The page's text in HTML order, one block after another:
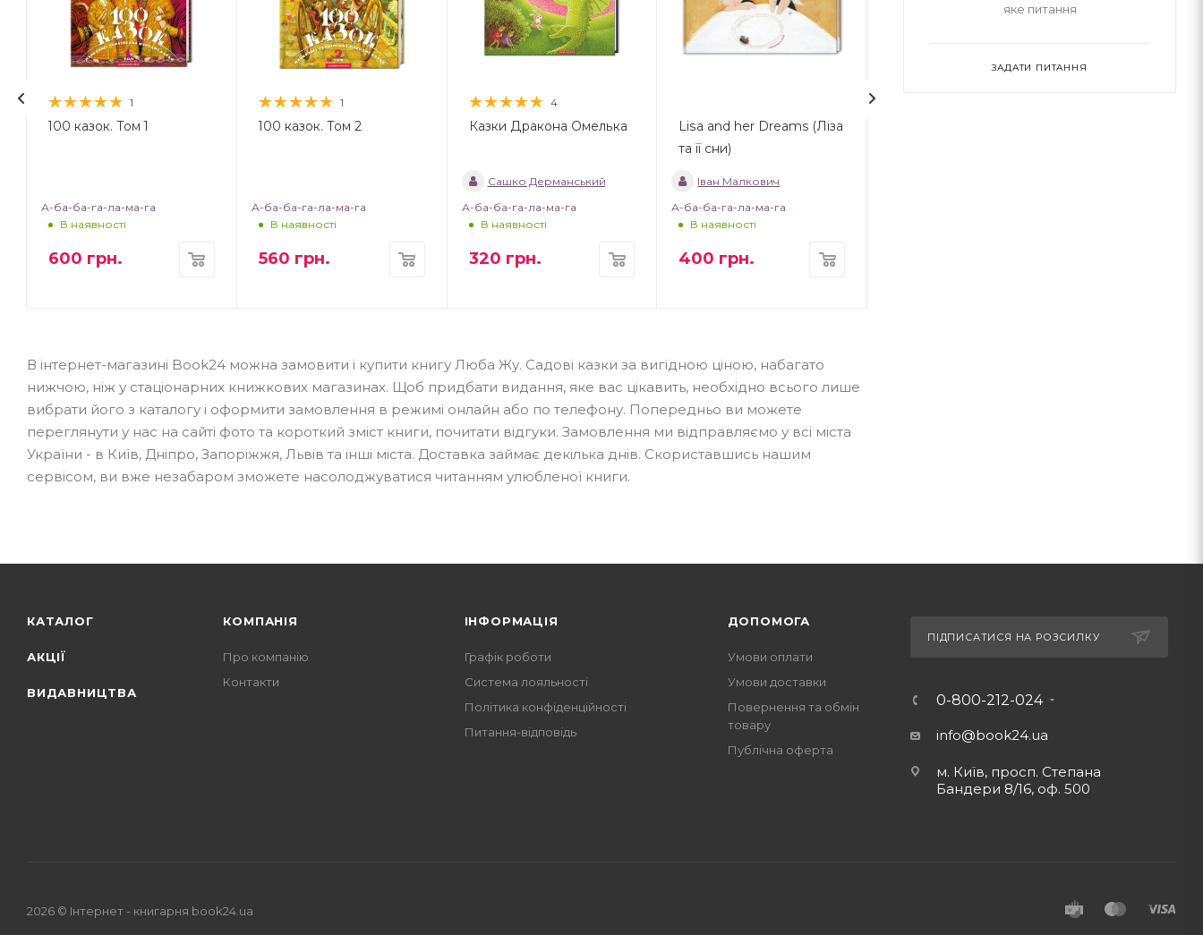
1
100 казок. Том 1
А-ба-ба-га-ла-ма-га
В наявності
600 грн.
1
100 казок. Том 2
А-ба-ба-га-ла-ма-га
В наявності
560 грн.
4
Казки Дракона Омелька
Сашко Дерманський
А-ба-ба-га-ла-ма-га
В наявності
320 грн.
Lisa and her Dreams (Ліза
та її сни)
Іван Малкович
А-ба-ба-га-ла-ма-га
В наявності
400 грн.
В інтернет-магазині Book24 можна замовити і купити книгу Люба Жу. Садові казки за вигідною ціною, набагато
нижчою, ніж у стаціонарних книжкових магазинах. Щоб придбати видання, яке вас цікавить, необхідно всього лише
вибрати його з каталогу і оформити замовлення в режимі онлайн або по телефону. Попередньо ви можете
переглянути у нас на сайті фото та короткий зміст книги, почитати відгуки. Замовлення ми відправляємо у всі міста
України - в Київ, Дніпро, Запоріжжя, Львів та інші міста. Доставка займає декілька днів. Скориставшись нашим
сервісом, ви вже незабаром зможете насолоджуватися читанням улюбленої книги.
яке питання
ЗАДАТИ ПИТАННЯ
КАТАЛОГ
АКЦІЇ
ВИДАВНИЦТВА
КОМПАНІЯ
Про компанію
Контакти
ІНФОРМАЦІЯ
Графік роботи
Система лояльності
Політика конфіденційності
Питання-відповідь
ДОПОМОГА
Умови оплати
Умови доставки
Повернення та обмін
товару
Публічна оферта
ПІДПИСАТИСЯ НА РОЗСИЛКУ
0-800-212-024
info@book24.ua
м. Київ, просп. Степана
Бандери 8/16, оф. 500
2026 © Iнтернет - книгарня book24.ua